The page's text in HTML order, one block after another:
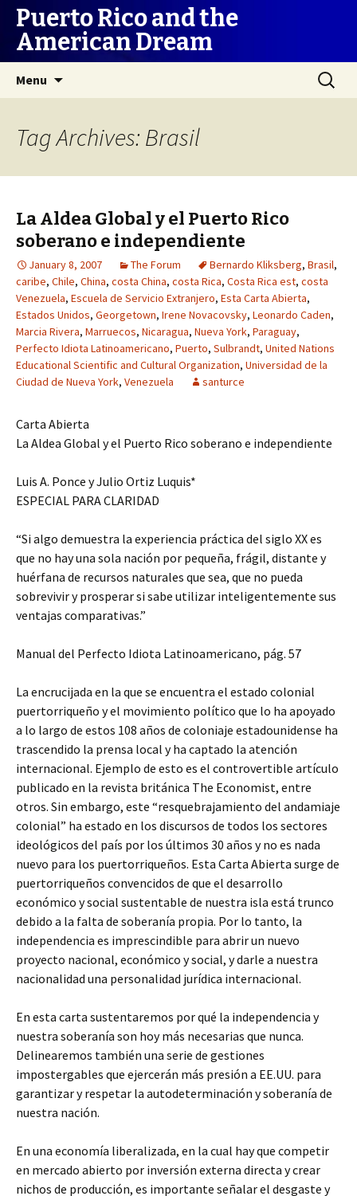
Puerto Rico and the
American Dream
Menu
Search
for:
Tag Archives: Brasil
La Aldea Global y el Puerto Rico
soberano e independiente
January 8, 2007 The Forum Bernardo Kliksberg, Brasil,
caribe, Chile, China, costa China, costa Rica, Costa Rica est, costa
Venezuela, Escuela de Servicio Extranjero, Esta Carta Abierta,
Estados Unidos, Georgetown, Irene Novacovsky, Leonardo Caden,
Marcia Rivera, Marruecos, Nicaragua, Nueva York, Paraguay,
Perfecto Idiota Latinoamericano, Puerto, Sulbrandt, United Nations
Educational Scientific and Cultural Organization, Universidad de la
Ciudad de Nueva York, Venezuela santurce
Carta Abierta
La Aldea Global y el Puerto Rico soberano e independiente
Luis A. Ponce y Julio Ortiz Luquis*
ESPECIAL PARA CLARIDAD
“Si algo demuestra la experiencia práctica del siglo XX es
que no hay una sola nación por pequeña, frágil, distante y
huérfana de recursos naturales que sea, que no pueda
sobrevivir y prosperar si sabe utilizar inteligentemente sus
ventajas comparativas.”
Manual del Perfecto Idiota Latinoamericano, pág. 57
La encrucijada en la que se encuentra el estado colonial
puertorriqueño y el movimiento político que lo ha apoyado
a lo largo de estos 108 años de coloniaje estadounidense ha
trascendido la prensa local y ha captado la atención
internacional. Ejemplo de esto es el controvertible artículo
publicado en la revista británica The Economist, entre
otros. Sin embargo, este “resquebrajamiento del andamiaje
colonial” ha estado en los discursos de todos los sectores
ideológicos del país por los últimos 30 años y no es nada
nuevo para los puertorriqueños. Esta Carta Abierta surge de
puertorriqueños convencidos de que el desarrollo
económico y social sustentable de nuestra isla está trunco
debido a la falta de soberanía propia. Por lo tanto, la
independencia es imprescindible para abrir un nuevo
proyecto nacional, económico y social, y darle a nuestra
nacionalidad una personalidad jurídica internacional.
En esta carta sustentaremos por qué la independencia y
nuestra soberanía son hoy más necesarias que nunca.
Delinearemos también una serie de gestiones
impostergables que ejercerán más presión a EE.UU. para
garantizar y respetar la autodeterminación y soberanía de
nuestra nación.
En una economía liberalizada, en la cual hay que competir
en mercado abierto por inversión externa directa y crear
nichos de producción, es importante señalar el desgaste y